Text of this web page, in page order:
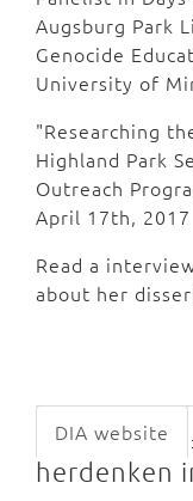
Augsburg Park
Genocide
University of
"Researching
Highland Park
Outreach
April 17th, 2017
Read a
about her
DIA website
herdenken